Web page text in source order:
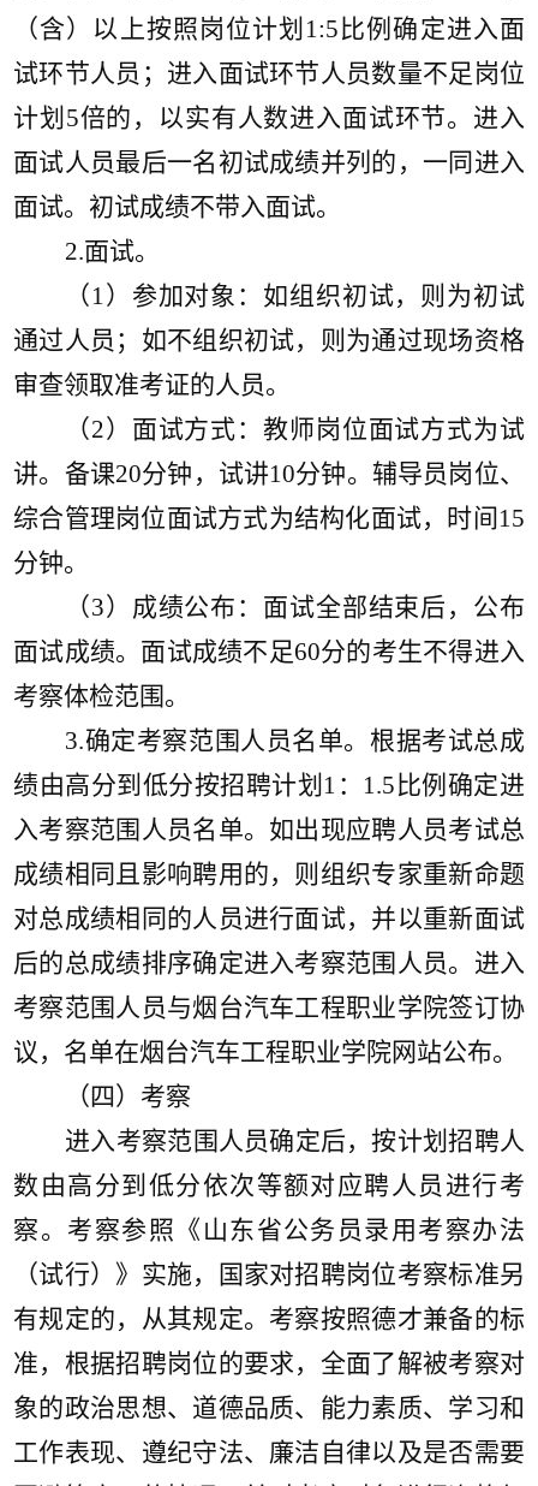
（含）以上按照岗位计划1:5比例确定进入面
试环节人员；进入面试环节人员数量不足岗位
计划5倍的，以实有人数进入面试环节。进入
面试人员最后一名初试成绩并列的，一同进入
面试。初试成绩不带入面试。
2.面试。
（ 1）参加对象：如组织初试，则为初试
通过人员；如不组织初试，则为通过现场资格
审查领取准考证的人员。
（2）面试方式：教师岗位面试方式为试
讲。备课20分钟，试讲10分钟。辅导员岗位、
综合管理岗位面试方式为结构化面试，时间15
分钟。
（3）成绩公布：面试全部结束后，公布
面试成绩。面试成绩不足60分的考生不得进入
考察体检范围。
3.确定考察范围人员名单。根据考试总成
绩由高分到低分按招聘计划 1：1.5比例确定进
入考察范围人员名单。如出现应聘人员考试总
成绩相同且影响聘用的，则组织专家重新命题
对总成绩相同的人员进行面试，并以重新面试
后的总成绩排序确定进入考察范围人员。 进入
考察范围人员与烟台汽车工程职业学院签订协
议，名单在烟台汽车工程职业学院网站公布。
（四）考察
进入考察范围人员确定后，按计划招聘人
数由高分到低分依次等额对应聘人员进行考
察。考察参照《山东省公务员录用考察办法
（试行）》实施，国家对招聘岗位考察标准另
有规定的，从其规定。考察按照德才兼备的标
准，根据招聘岗位的要求，全面了解被考察对
象的政治思想、道德品质、能力素质、学习和
工作表现、遵纪守法、廉洁自律以及是否需要